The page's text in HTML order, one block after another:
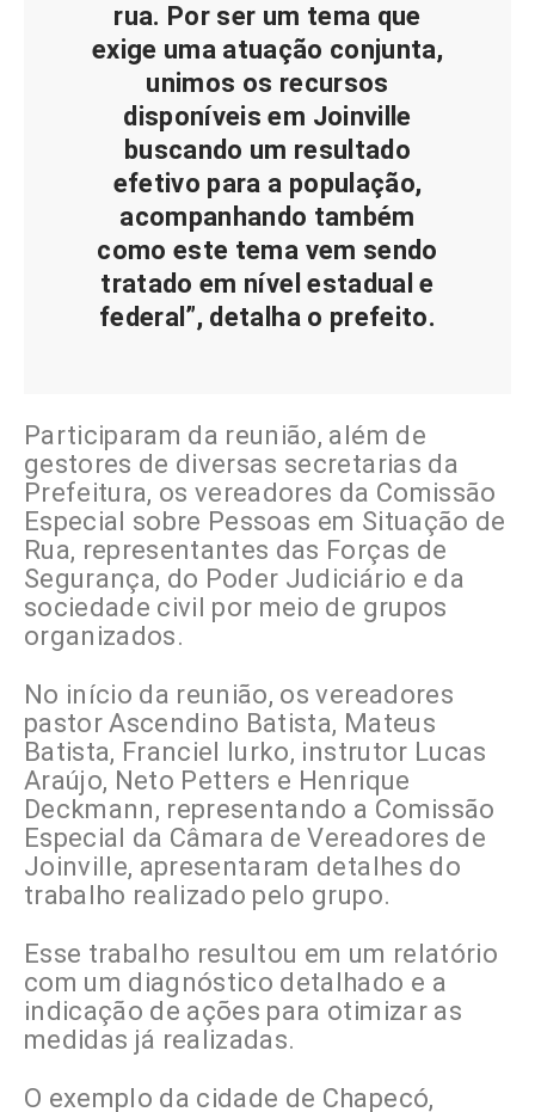
rua. Por ser um tema que
exige uma atuação conjunta,
unimos os recursos
disponíveis em Joinville
buscando um resultado
efetivo para a população,
acompanhando também
como este tema vem sendo
tratado em nível estadual e
federal”, detalha o prefeito.
Participaram da reunião, além de
gestores de diversas secretarias da
Prefeitura, os vereadores da Comissão
Especial sobre Pessoas em Situação de
Rua, representantes das Forças de
Segurança, do Poder Judiciário e da
sociedade civil por meio de grupos
organizados.
No início da reunião, os vereadores
pastor Ascendino Batista, Mateus
Batista, Franciel Iurko, instrutor Lucas
Araújo, Neto Petters e Henrique
Deckmann, representando a Comissão
Especial da Câmara de Vereadores de
Joinville, apresentaram detalhes do
trabalho realizado pelo grupo.
Esse trabalho resultou em um relatório
com um diagnóstico detalhado e a
indicação de ações para otimizar as
medidas já realizadas.
O exemplo da cidade de Chapecó,